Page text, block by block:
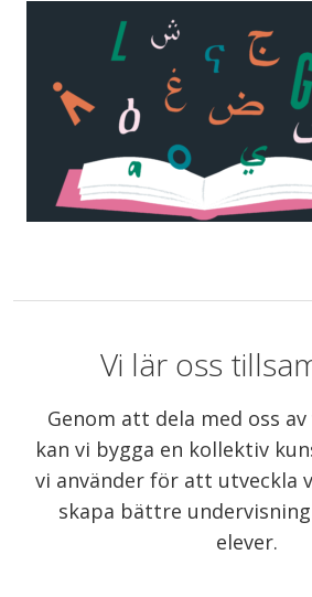
Vi lär oss
Genom att dela med oss
kan vi bygga en kollektiv
vi använder för att utveckla
skapa bättre
elever.